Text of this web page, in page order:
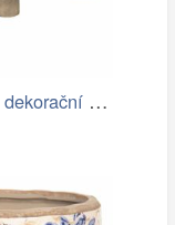
Hnědý antik dekorační stolek na květiny…